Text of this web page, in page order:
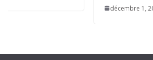
décembre 1, 2024